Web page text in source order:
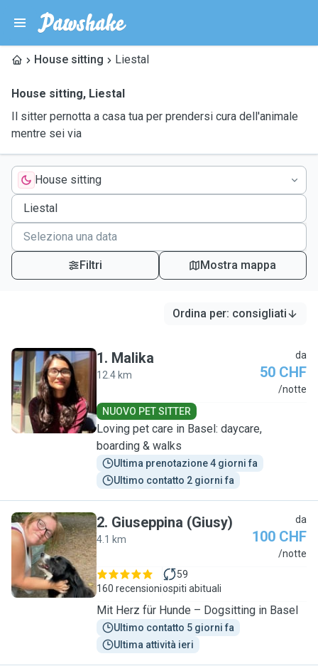
House sitting Liestal
House sitting, Liestal
Il sitter pernotta a casa tua per prendersi cura dell'animale
mentre sei via
House sitting
Filtri Mostra mappa
Ordina per: consigliati
M
1. Malika
12.4 km
da
50 CHF
/notte
NUOVO PET SITTER
Loving pet care in Basel: daycare,
boarding & walks
Ultima prenotazione 4 giorni fa
Ultimo contatto 2 giorni fa
G
2. Giuseppina (Giusy)
4.1 km
da
100 CHF
/notte
160 recensioni
59
ospiti abituali
Mit Herz für Hunde – Dogsitting in Basel
Ultimo contatto 5 giorni fa
Ultima attività ieri